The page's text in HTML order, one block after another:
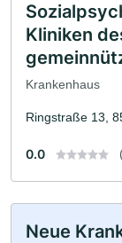
Kliniken
Krankenhaus
Ringstraße 13,
0.0
Neue